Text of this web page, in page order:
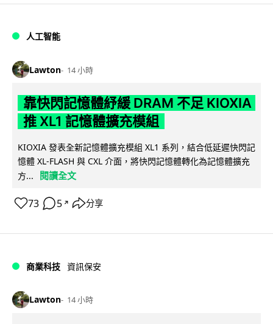
人工智能
Lawton 14 小時
靠快閃記憶體紓緩 DRAM 不足 KIOXIA
推 XL1 記憶體擴充模組
KIOXIA 發表全新記憶體擴充模組 XL1 系列，結合低延遲快閃記
憶體 XL-FLASH 與 CXL 介面，將快閃記憶體轉化為記憶體擴充
方...
閱讀全文
73 5 ↗ 分享
商業科技 資訊保安
Lawton 14 小時